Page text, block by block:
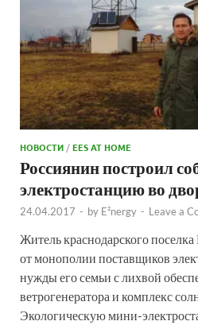
НОВОСТИ /EES AT HOME
Россиянин построил
электростанцию во
24.04.2017 - by E²nergy - Leave a
Житель краснодарского
от монополии поставщиков
нужды его семьи с лихвой
ветрогенератора и комплекс
Экологическую мини-